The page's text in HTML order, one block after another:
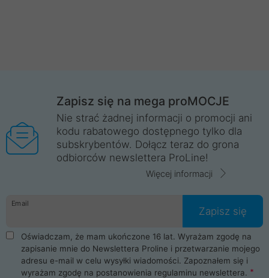
Zapisz się na mega proMOCJE
Nie strać żadnej informacji o promocji ani
kodu rabatowego dostępnego tylko dla
subskrybentów. Dołącz teraz do grona
odbiorców newslettera ProLine!
Więcej informacji
Email
Zapisz się
Oświadczam, że mam ukończone 16 lat. Wyrażam zgodę na
zapisanie mnie do Newslettera Proline i przetwarzanie mojego
adresu e-mail w celu wysyłki wiadomości. Zapoznałem się i
wyrażam zgodę na postanowienia regulaminu newslettera.